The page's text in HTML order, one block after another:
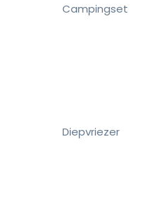
Campingset
Diepvriezer